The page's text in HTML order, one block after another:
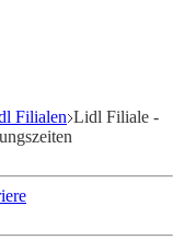
Filialen Lidl Filiale -